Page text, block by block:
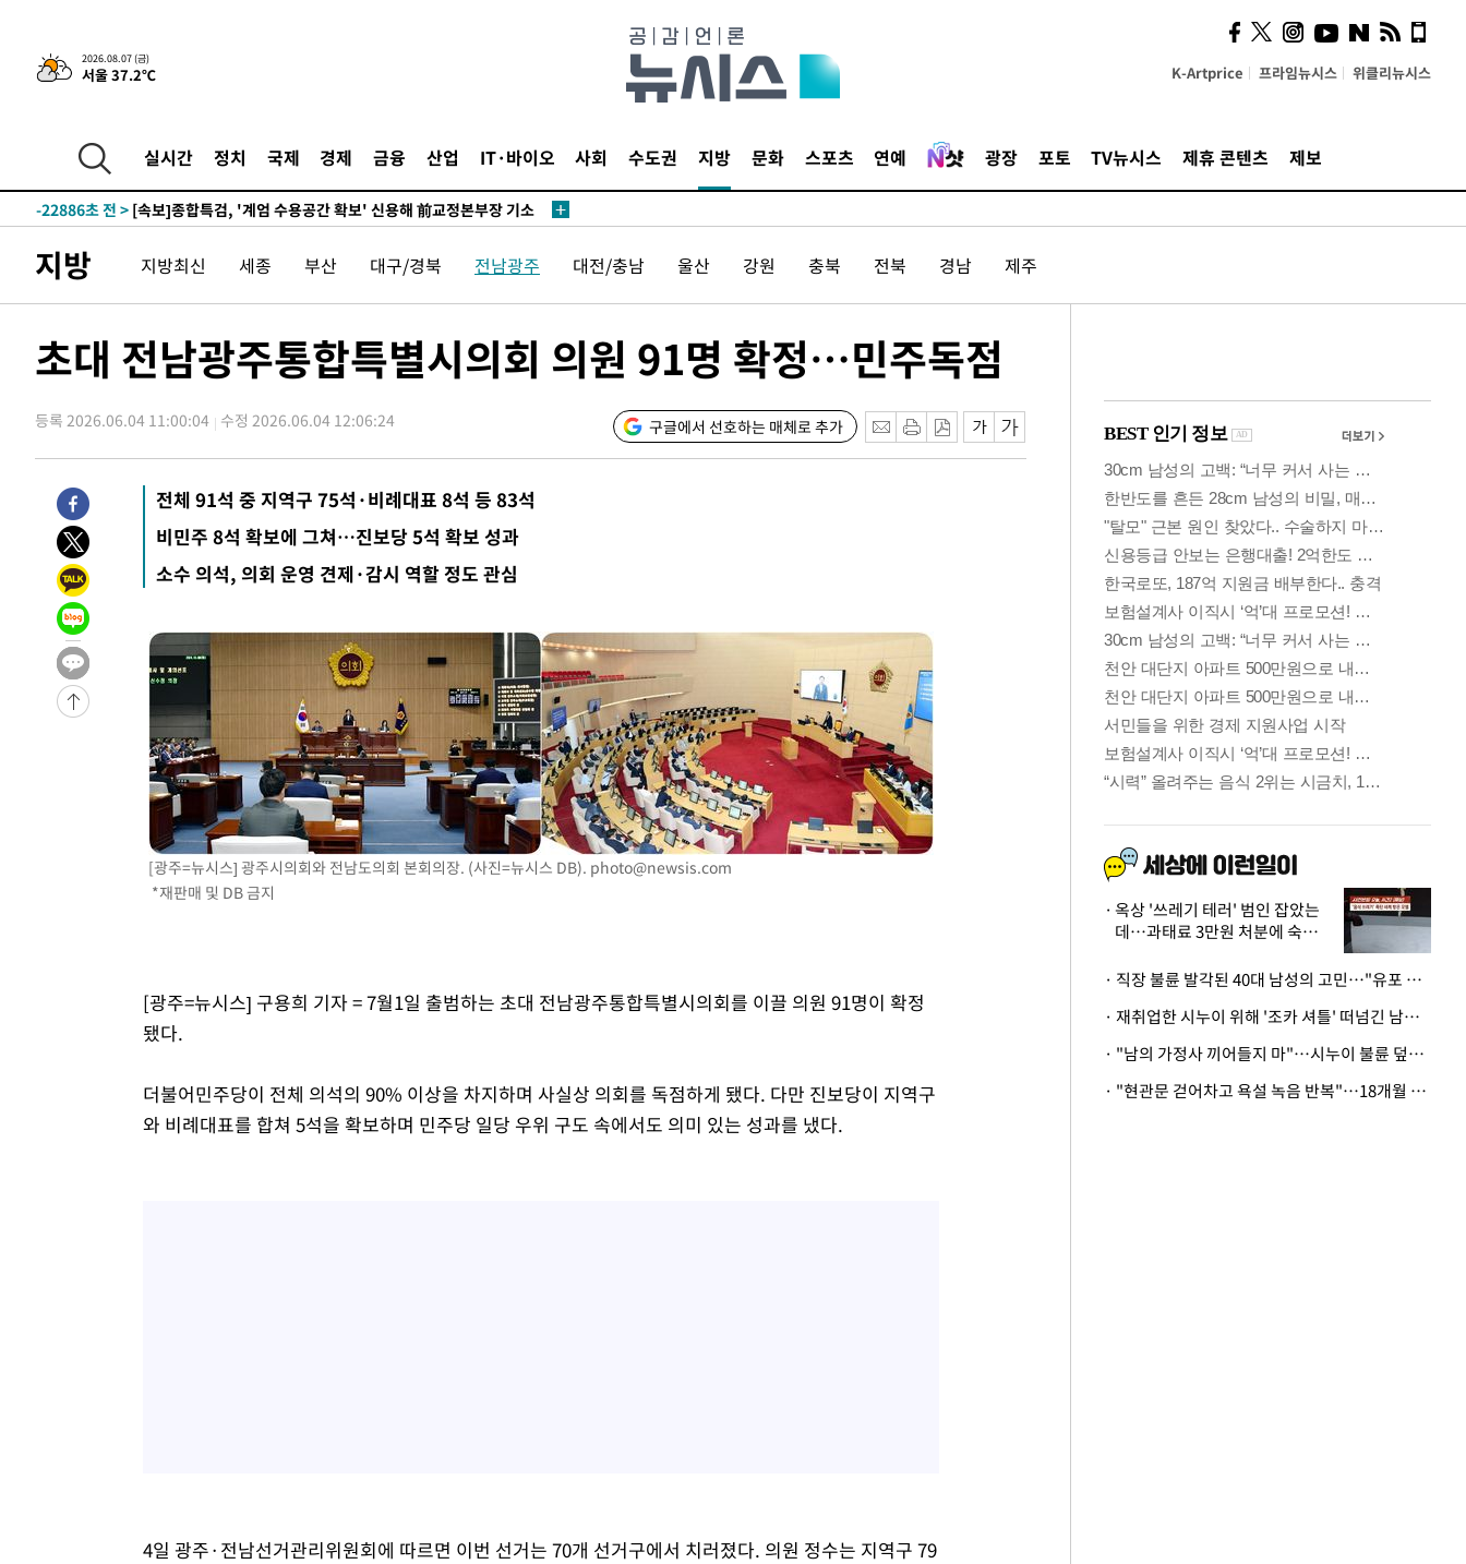
2026.08.07 (금)
서울 37.2℃ K-Artprice 프라임뉴시스 위클리뉴시스
실시간 정치 국제 경제 금융 산업 IT·바이오 사회 수도권 지방 문화 스포츠 연예 광장 포토 TV뉴시스 제휴 콘텐츠 제보
-25974초 전 >[속보]코스닥, 2.86포인트(0.36%) 내린 798.81마감
-25927초 전 >
[속보]코스피, 6200선 약보합…0.60% 내린 6258.77에 마쳐
-25796초 전 >
[속보] 노원서 40.1도 관측…서울, 2018년 이후 첫 40도
-22886초 전 >
-21759초 전 > 외신들도 주목한 韓축구 파문…"국민적 공분에 수사 재개"
-20752초 전 >
[속보]규제합리화위원회 부위원장에 김태유 서울대 공대 교수…이
병태 후임
-17110초 전 >[속보]국힘 윤리위, '돌려차기 발언' 진종오·서범수 징계 절차 개시
25.3%↑
-9595초 전 > [속보]'채상병 순직 책임' 임성근, 항소심도 징역 3년
-6061초 전 >민주 콩고 에볼라환자 4천명 돌파, 4053명 발생 1850명 사망
-5311초 전 >[속보]'300억원대 사기 혐의' 차가원 대표 구속 송치
-4505초 전 >
"미 전국적 살모네라 식중독 원인은 멕시코산 할라피뇨"-- CDC
-3018초 전 >
[속보]경찰·노동부, HL만도 평택사업장 끼임 사망 관련 압수수색
-31845초 전 >
낮 최고 37도 찜통더위…곳곳 소나기·강원 많은 비[내일날씨]
-30151초 전 >
SK하이닉스, 용인·청주 팹에 54조 투자…"AI 메모리 수요 선제 대
-27007초 전 >
-26260초 전 >
외국인 심판 성 접대 7경기 들여다보니…한국 축구 '5승 2무'
-25994초 전 >
[속보]코스닥, 2.86포인트(0.36%) 내린 798.81마감
-25947초 전 >
[속보]코스피, 6200선 약보합…0.60% 내린 6258.77에 마쳐
[속보]원·달러 환율, 7.7원 내린 1416.1원 마감
[속보] 노원서 40.1도 관측…서울, 2018년 이후 첫 40도
[속보]종합특검, '계엄 수용공간 확보' 신용해 前교정본부장 기소
외신들도 주목한 韓축구 파문…"국민적 공분에 수사 재개"
11시간 압수수색에 성접대 파문까지…'쑥대밭' 된 축구협회
[속보]규제합리화위원회 부위원장에 김태유 서울대 공대 교수…이
[속보]종합특검, '관저이전 봐주기 감사' 유병호 구속기소
민주 콩고 에볼라환자 4천명 돌파, 4053명 발생 1850명 사망
"미 전국적 살모네라 식중독 원인은 멕시코산 할라피뇨"-- CDC
[속보]경찰·노동부, HL만도 평택사업장 끼임 사망 관련 압수수색
지방 지방최신 세종 부산 대구/경북 전남광주 대전/충남 울산 강원 충북 전북 경남 제주
초대 전남광주통합특별시의회 의원 91명 확정…민주독점
등록 2026.06.04 11:00:04 수정 2026.06.04 12:06:24 구글에서 선호하는 매체로 추가
전체 91석 중 지역구 75석·비례대표 8석 등 83석
비민주 8석 확보에 그쳐…진보당 5석 확보 성과
소수 의석, 의회 운영 견제·감시 역할 정도 관심
[광주=뉴시스] 광주시의회와 전남도의회 본회의장. (사진=뉴시스 DB). photo@newsis.com
*재판매 및 DB 금지
[광주=뉴시스] 구용희 기자 = 7월1일 출범하는 초대 전남광주통합특별시의회를 이끌 의원 91명이 확정
됐다.
더불어민주당이 전체 의석의 90% 이상을 차지하며 사실상 의회를 독점하게 됐다. 다만 진보당이 지역구
와 비례대표를 합쳐 5석을 확보하며 민주당 일당 우위 구도 속에서도 의미 있는 성과를 냈다.
4일 광주·전남선거관리위원회에 따르면 이번 선거는 70개 선거구에서 치러졌다. 의원 정수는 지역구 79
시, 스마트폰 액세서리에
NFC 더했다
옥상 '쓰레기 테러' 범인 잡았는
데…과태료 3만원 처분에 숙박업
· 직장 불륜 발각된 40대 남성의 고민…"유포 동료 명예훼손·협박죄 고소 가능할까"
· 재취업한 시누이 위해 '조카 셔틀' 떠넘긴 남편…아내 "난 못한다"
· "남의 가정사 끼어들지 마"…시누이 불륜 덮으려는 남편에 억울한 아내
· "현관문 걷어차고 욕설 녹음 반복"…18개월 아기 키우는 집 뒤흔든 '앞집의 비극'